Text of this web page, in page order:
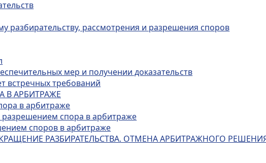
разбирательству, рассмотрения и разрешения споров
мер и получении доказательств
встречных требований
В АРБИТРАЖЕ
в арбитраже
разрешением спора в арбитраже
споров в арбитраже
РАЗБИРАТЕЛЬСТВА. ОТМЕНА АРБИТРАЖНОГО